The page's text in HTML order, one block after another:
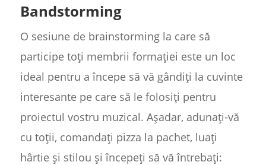
Bandstorming
O sesiune de brainstorming la care să
participe toți membrii formației este un loc
ideal pentru a începe să vă gândiți la cuvinte
interesante pe care să le folosiți pentru
proiectul vostru muzical. Așadar, adunați-vă
cu toții, comandați pizza la pachet, luați
hârtie și stilou și începeți să vă întrebați: